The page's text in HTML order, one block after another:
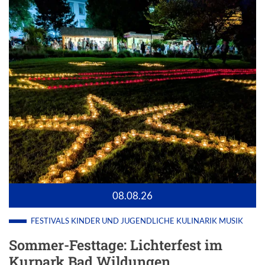
08.08.26
FESTIVALS KINDER UND JUGENDLICHE KULINARIK MUSIK
Sommer-Festtage: Lichterfest im
Kurpark Bad Wildungen